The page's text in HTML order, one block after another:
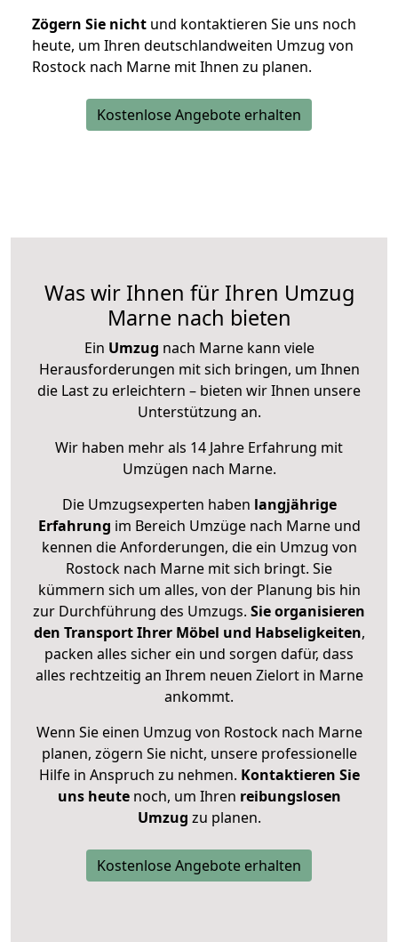
Zögern Sie nicht und kontaktieren Sie uns noch
heute, um Ihren deutschlandweiten Umzug von
Rostock nach Marne mit Ihnen zu planen.
Kostenlose Angebote erhalten
Was wir Ihnen für Ihren Umzug
Marne nach bieten
Ein Umzug nach Marne kann viele
Herausforderungen mit sich bringen, um Ihnen
die Last zu erleichtern – bieten wir Ihnen unsere
Unterstützung an.
Wir haben mehr als 14 Jahre Erfahrung mit
Umzügen nach Marne.
Die Umzugsexperten haben langjährige
Erfahrung im Bereich Umzüge nach Marne und
kennen die Anforderungen, die ein Umzug von
Rostock nach Marne mit sich bringt. Sie
kümmern sich um alles, von der Planung bis hin
zur Durchführung des Umzugs. Sie organisieren
den Transport Ihrer Möbel und Habseligkeiten,
packen alles sicher ein und sorgen dafür, dass
alles rechtzeitig an Ihrem neuen Zielort in Marne
ankommt.
Wenn Sie einen Umzug von Rostock nach Marne
planen, zögern Sie nicht, unsere professionelle
Hilfe in Anspruch zu nehmen. Kontaktieren Sie
uns heutenoch, um Ihren reibungslosen
Umzug zu planen.
Kostenlose Angebote erhalten